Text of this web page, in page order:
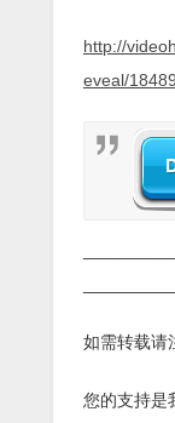
http://
eveal/
如需转载请
您的支持是